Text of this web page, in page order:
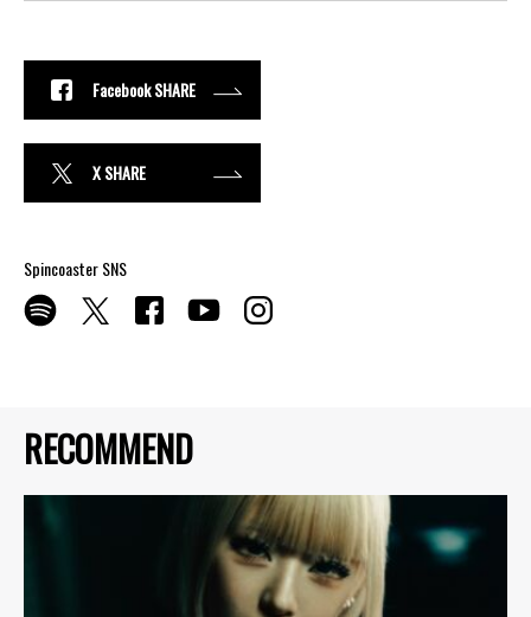
RECOMMEND
Facebook SHARE
X SHARE
Spincoaster SNS